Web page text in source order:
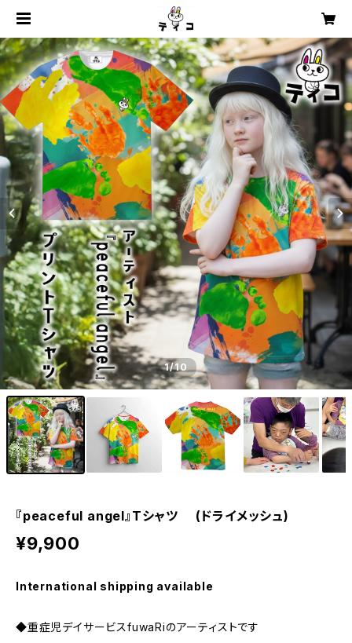
1/10
『peaceful angel』Tシャツ (ドライメッシュ)
¥9,900
International shipping available
◆重症児デイサービスfuwaRiのアーティストです